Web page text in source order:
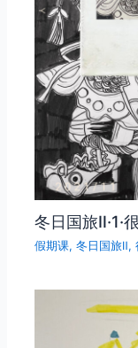
冬日国旅Ⅱ·1·
假期课,冬日国旅Ⅱ,